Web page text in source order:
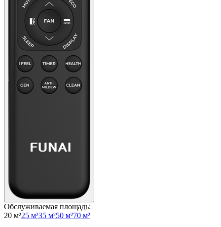
Обслуживаемая площадь:
20 м²25 м²35 м²50 м²70 м²